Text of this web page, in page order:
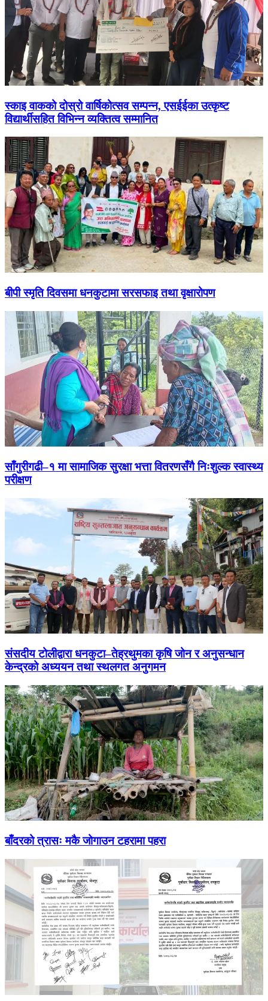
स्काइ वाकको दोस्रो वार्षिकोत्सव सम्पन्न, एसईईका उत्कृष्ट
विद्यार्थीसहित विभिन्न व्यक्तित्व सम्मानित
बीपी स्मृति दिवसमा धनकुटामा सरसफाइ तथा वृक्षारोपण
साँगुरीगढी–१ मा सामाजिक सुरक्षा भत्ता वितरणसँगै निःशुल्क स्वास्थ्य
परीक्षण
संसदीय टोलीद्वारा धनकुटा–तेह्रथुमका कृषि जोन र अनुसन्धान
केन्द्रको अध्ययन तथा स्थलगत अनुगमन
बाँदरको त्रासः मकै जोगाउन टहरामा पहरा